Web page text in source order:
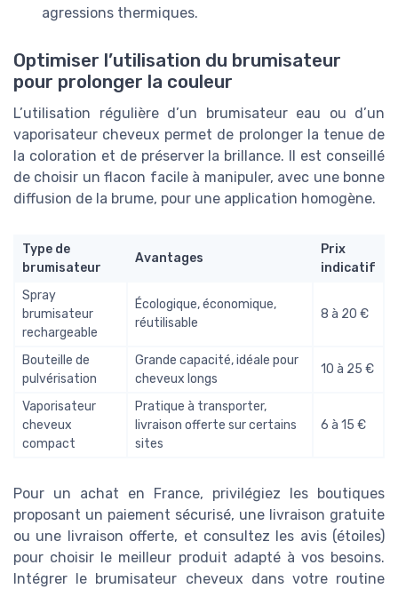
agressions thermiques.
Optimiser l’utilisation du brumisateur
pour prolonger la couleur
L’utilisation régulière d’un brumisateur eau ou d’un
vaporisateur cheveux permet de prolonger la tenue de
la coloration et de préserver la brillance. Il est conseillé
de choisir un flacon facile à manipuler, avec une bonne
diffusion de la brume, pour une application homogène.
Type de
brumisateur
Avantages
Prix
indicatif
Spray
brumisateur
rechargeable
Écologique, économique,
réutilisable
8 à 20 €
Bouteille de
pulvérisation
Grande capacité, idéale pour
cheveux longs
10 à 25 €
Vaporisateur
cheveux
compact
Pratique à transporter,
livraison offerte sur certains
sites
6 à 15 €
Pour un achat en France, privilégiez les boutiques
proposant un paiement sécurisé, une livraison gratuite
ou une livraison offerte, et consultez les avis (étoiles)
pour choisir le meilleur produit adapté à vos besoins.
Intégrer le brumisateur cheveux dans votre routine